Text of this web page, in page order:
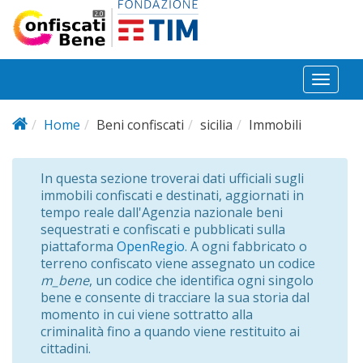
Salta al contenuto principale
Toggle
Home
Beni confiscati sicilia Immobili
In questa sezione troverai dati ufficiali sugli
immobili confiscati e destinati, aggiornati in
tempo reale dall'Agenzia nazionale beni
sequestrati e confiscati e pubblicati sulla
piattaforma OpenRegio. A ogni fabbricato o
terreno confiscato viene assegnato un codice
m_bene, un codice che identifica ogni singolo
bene e consente di tracciare la sua storia dal
momento in cui viene sottratto alla
criminalità fino a quando viene restituito ai
cittadini.